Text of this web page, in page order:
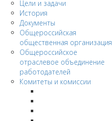
Цели и задачи
История
Документы
Общероссийская
общественная организация
Общероссийское
отраслевое объединение
работодателей
Комитеты и комиссии